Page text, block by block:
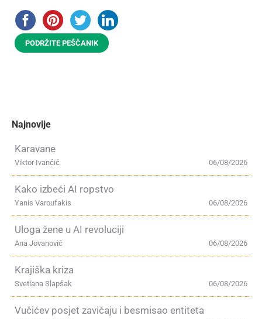
PODRŽITE PEŠČANIK
Najnovije
Karavane
06/08/2026
Viktor Ivančić
Kako izbeći AI ropstvo
06/08/2026
Yanis Varoufakis
Uloga žene u AI revoluciji
06/08/2026
Ana Jovanović
Krajiška kriza
06/08/2026
Svetlana Slapšak
Vučićev posjet zavičaju i besmisao entiteta